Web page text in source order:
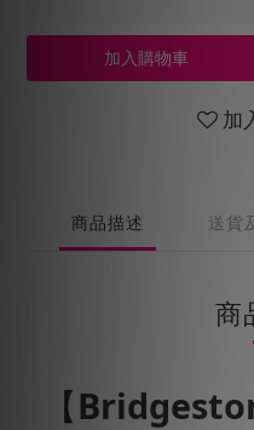
加入購物車
加
商品描述 送貨
商
【